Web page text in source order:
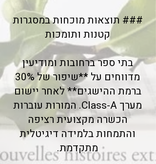
### תוצאות מוכחות במסגרות
קטנות ותומכות
בתי ספר ברחובות ומודיעין
מדווחים על **שיפור של 30%
ברמת ההישגים** לאחר יישום
מערך Class-A. המורות עוברות
הכשרה מקצועית רציפה
והתמחות בלמידה דיגיטלית
מתקדמת.